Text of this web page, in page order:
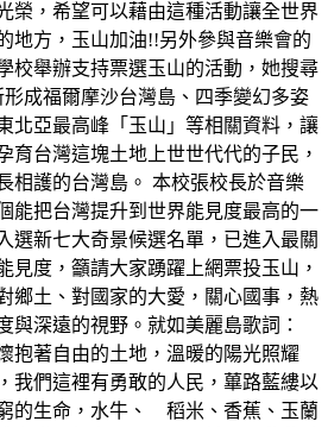
榮，希望可以藉由這種活動讓全世界
地方，玉山加油!!另外參與音樂會的
校舉辦支持票選玉山的活動，她搜尋
成福爾摩沙台灣島、四季變幻多姿
北亞最高峰「玉山」等相關資料，讓
育台灣這塊土地上世世代代的子民，
相護的台灣島。 本校張校長於音樂
能把台灣提升到世界能見度最高的一
選新七大奇景候選名單，已進入最關
見度，籲請大家踴躍上網票投玉山，
鄉土、對國家的大愛，關心國事，熱
與深遠的視野。就如美麗島歌詞：
抱著自由的土地，溫暖的陽光照耀
我們這裡有勇敢的人民，蓽路藍縷以
的生命，水牛、 稻米、香蕉、玉蘭